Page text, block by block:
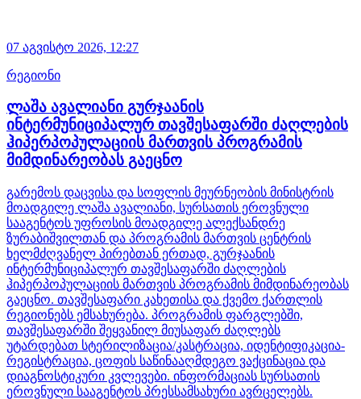
07 აგვისტო 2026, 12:27
რეგიონი
ლაშა ავალიანი გურჯაანის
ინტერმუნიციპალურ თავშესაფარში ძაღლების
ჰიპერპოპულაციის მართვის პროგრამის
მიმდინარეობას გაეცნო
გარემოს დაცვისა და სოფლის მეურნეობის მინისტრის
მოადგილე ლაშა ავალიანი, სურსათის ეროვნული
სააგენტოს უფროსის მოადგილე ალექსანდრე
ზურაბიშვილთან და პროგრამის მართვის ცენტრის
ხელმძღვანელ პირებთან ერთად, გურჯაანის
ინტერმუნიციპალურ თავშესაფარში ძაღლების
ჰიპერპოპულაციის მართვის პროგრამის მიმდინარეობას
გაეცნო. თავშესაფარი კახეთისა და ქვემო ქართლის
რეგიონებს ემსახურება. პროგრამის ფარგლებში,
თავშესაფარში შეყვანილ მიუსაფარ ძაღლებს
უტარდებათ სტერილიზაცია/კასტრაცია, იდენტიფიკაცია-
რეგისტრაცია, ცოფის საწინააღმდეგო ვაქცინაცია და
დიაგნოსტიკური კვლევები. ინფორმაციას სურსათის
ეროვნული სააგენტოს პრესსამსახური ავრცელებს.